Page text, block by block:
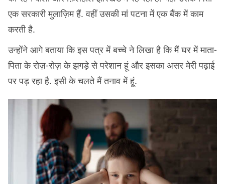
एक सरकारी मुलाज़िम हैं. वहीं उसकी मां पटना में एक बैंक में काम
करती है.
उन्होंने आगे बताया कि इस पत्र में बच्चे ने लिखा है कि मैं घर में माता-
पिता के रोज़-रोज़ के झगड़े से परेशान हूं और इसका असर मेरी पढ़ाई
पर पड़ रहा है. इसी के चलते मैं तनाव में हूं.